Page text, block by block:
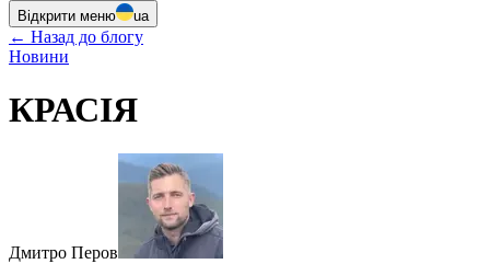
Відкрити меню ua
← Назад до блогу
Новини
КРАСІЯ
Дмитро Перов